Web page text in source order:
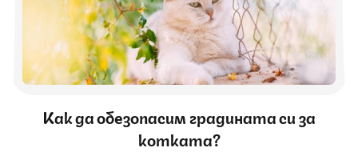
Как да обезопасим градината си за
котката?